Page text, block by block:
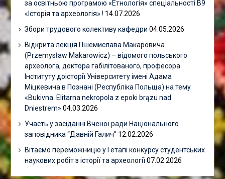
за освітньою програмою «Етнологія» спеціальності В9
«Історія та археологія» ! 14.07.2026
Збори трудового колективу кафедри 04.05.2026
Відкрита лекція Пшемислава Макаровича
(Przemysław Makarowicz) – відомого польського
археолога, доктора габілітованого, професора
Інституту доісторії Університету імені Адама
Міцкевича в Познані (Республіка Польща) на тему
«Bukivna. Elitarna nekropola z epoki brązu nad
Dniestrem» 04.03.2026
Участь у засіданні Вченої ради Національного
заповідника “Давній Галич” 12.02.2026
Вітаємо переможницю у І етапі конкурсу студентських
наукових робіт з історії та археології 07.02.2026